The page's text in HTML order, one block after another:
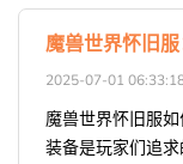
魔兽世界怀旧
2025-07-01
魔兽世界怀旧服
装备是玩家们追